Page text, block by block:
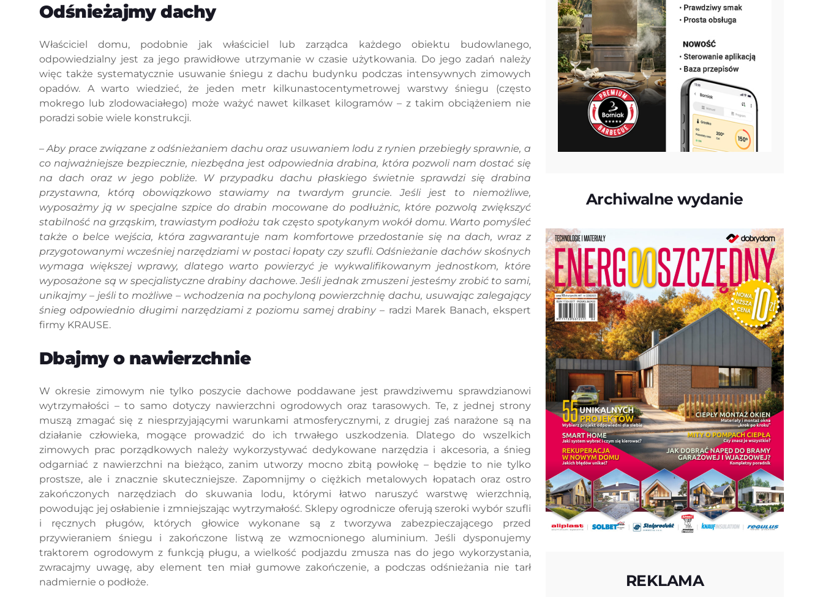
Odśnieżajmy dachy
Właściciel domu, podobnie jak właściciel lub zarządca każdego obiektu budowlanego,
odpowiedzialny jest za jego prawidłowe utrzymanie w czasie użytkowania. Do jego zadań należy
więc także systematycznie usuwanie śniegu z dachu budynku podczas intensywnych zimowych
opadów. A warto wiedzieć, że jeden metr kilkunastocentymetrowej warstwy śniegu (często
mokrego lub zlodowaciałego) może ważyć nawet kilkaset kilogramów – z takim obciążeniem nie
poradzi sobie wiele konstrukcji.
– Aby prace związane z odśnieżaniem dachu oraz usuwaniem lodu z rynien przebiegły sprawnie, a
co najważniejsze bezpiecznie, niezbędna jest odpowiednia drabina, która pozwoli nam dostać się
na dach oraz w jego pobliże. W przypadku dachu płaskiego świetnie sprawdzi się drabina
przystawna, którą obowiązkowo stawiamy na twardym gruncie. Jeśli jest to niemożliwe,
wyposażmy ją w specjalne szpice do drabin mocowane do podłużnic, które pozwolą zwiększyć
stabilność na grząskim, trawiastym podłożu tak często spotykanym wokół domu. Warto pomyśleć
także o belce wejścia, która zagwarantuje nam komfortowe przedostanie się na dach, wraz z
przygotowanymi wcześniej narzędziami w postaci łopaty czy szufli. Odśnieżanie dachów skośnych
wymaga większej wprawy, dlatego warto powierzyć je wykwalifikowanym jednostkom, które
wyposażone są w specjalistyczne drabiny dachowe. Jeśli jednak zmuszeni jesteśmy zrobić to sami,
unikajmy – jeśli to możliwe – wchodzenia na pochyloną powierzchnię dachu, usuwając zalegający
śnieg odpowiednio długimi narzędziami z poziomu samej drabiny– radzi Marek Banach, ekspert
firmy KRAUSE.
Dbajmy o nawierzchnie
W okresie zimowym nie tylko poszycie dachowe poddawane jest prawdziwemu sprawdzianowi
wytrzymałości – to samo dotyczy nawierzchni ogrodowych oraz tarasowych. Te, z jednej strony
muszą zmagać się z niesprzyjającymi warunkami atmosferycznymi, z drugiej zaś narażone są na
działanie człowieka, mogące prowadzić do ich trwałego uszkodzenia. Dlatego do wszelkich
zimowych prac porządkowych należy wykorzystywać dedykowane narzędzia i akcesoria, a śnieg
odgarniać z nawierzchni na bieżąco, zanim utworzy mocno zbitą powłokę – będzie to nie tylko
prostsze, ale i znacznie skuteczniejsze. Zapomnijmy o ciężkich metalowych łopatach oraz ostro
zakończonych narzędziach do skuwania lodu, którymi łatwo naruszyć warstwę wierzchnią,
powodując jej osłabienie i zmniejszając wytrzymałość. Sklepy ogrodnicze oferują szeroki wybór szufli
i ręcznych pługów, których głowice wykonane są z tworzywa zabezpieczającego przed
przywieraniem śniegu i zakończone listwą ze wzmocnionego aluminium. Jeśli dysponujemy
traktorem ogrodowym z funkcją pługu, a wielkość podjazdu zmusza nas do jego wykorzystania,
zwracajmy uwagę, aby element ten miał gumowe zakończenie, a podczas odśnieżania nie tarł
nadmiernie o podłoże.
Archiwalne wydanie
REKLAMA